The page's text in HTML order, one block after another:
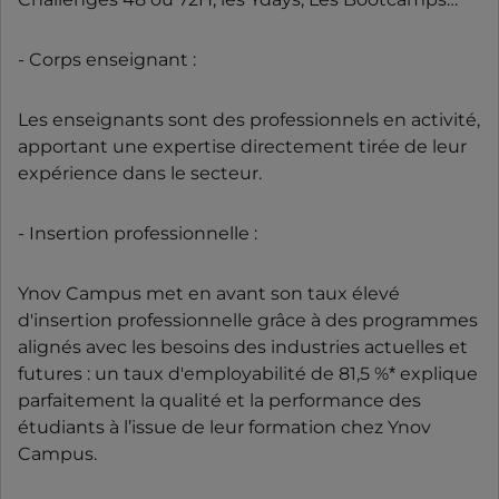
- Corps enseignant :
Les enseignants sont des professionnels en activité,
apportant une expertise directement tirée de leur
expérience dans le secteur.
- Insertion professionnelle :
Ynov Campus met en avant son taux élevé
d'insertion professionnelle grâce à des programmes
alignés avec les besoins des industries actuelles et
futures : un taux d'employabilité de 81,5 %* explique
parfaitement la qualité et la performance des
étudiants à l’issue de leur formation chez Ynov
Campus.